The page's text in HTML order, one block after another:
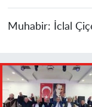
Muhabir: İclal